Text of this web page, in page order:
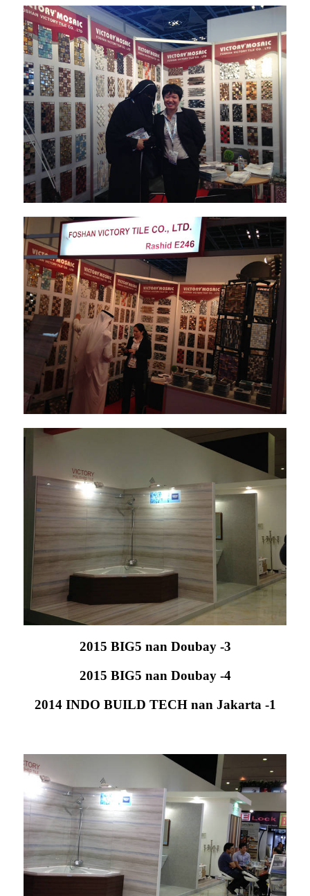
2015 BIG5 nan Doubay -3
2015 BIG5 nan Doubay -4
2014 INDO BUILD TECH nan Jakarta -1